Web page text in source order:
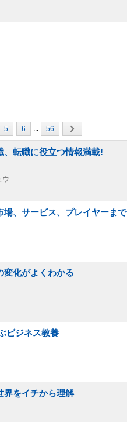
5 6 ... 56
、転職に役立つ情報満載!
ウ
、サービス、プレイヤーまで
変化がよくわかる
ビジネス教養
界をイチから理解